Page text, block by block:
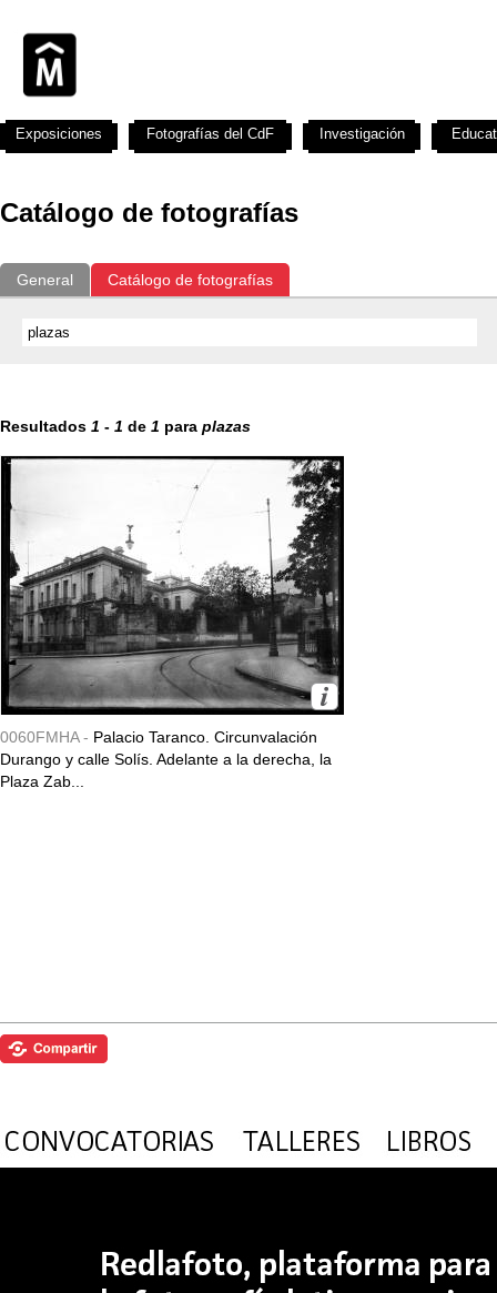
Catálogo de fotografías
General Catálogo de fotografías
Resultados 1 - 1 de 1 para plazas
0060FMHA - Palacio Taranco. Circunvalación
Durango y calle Solís. Adelante a la derecha, la
Plaza Zab...
Exposiciones Fotografías del CdF Investigación